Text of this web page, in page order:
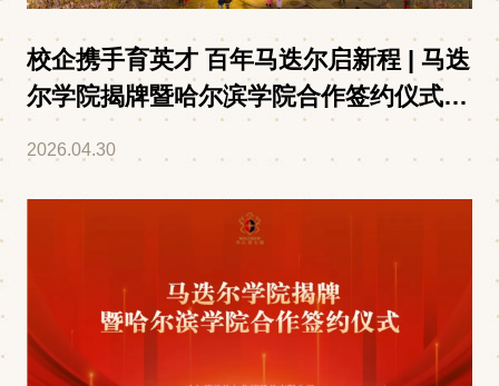
校企携手育英才 百年马迭尔启新程 | 马迭
尔学院揭牌暨哈尔滨学院合作签约仪式圆
2026.04.30